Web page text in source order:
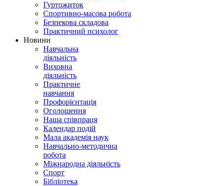
Гуртожиток
Спортивно-масова робота
Безпекова складова
Практичний психолог
Новини
Навчальна
діяльність
Виховна
діяльність
Практичне
навчання
Профорієнтація
Оголошення
Наша співпраця
Календар подій
Мала академія наук
Навчально-методична
робота
Міжнародна діяльність
Спорт
Бібліотека